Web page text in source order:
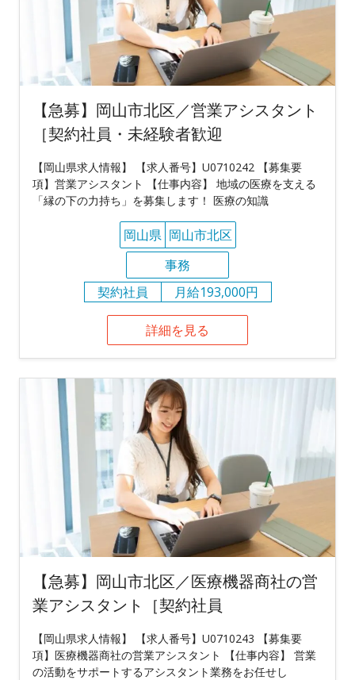
【急募】岡山市北区／営業アシスタント
［契約社員・未経験者歓迎
【岡山県求人情報】 【求人番号】U0710242 【募集要
項】営業アシスタント 【仕事内容】 地域の医療を支える
「縁の下の力持ち」を募集します！ 医療の知識
岡山県 岡山市北区
事務
契約社員
月給193,000円
詳細を見る
【急募】岡山市北区／医療機器商社の営
業アシスタント［契約社員
【岡山県求人情報】 【求人番号】U0710243 【募集要
項】医療機器商社の営業アシスタント 【仕事内容】 営業
の活動をサポートするアシスタント業務をお任せし